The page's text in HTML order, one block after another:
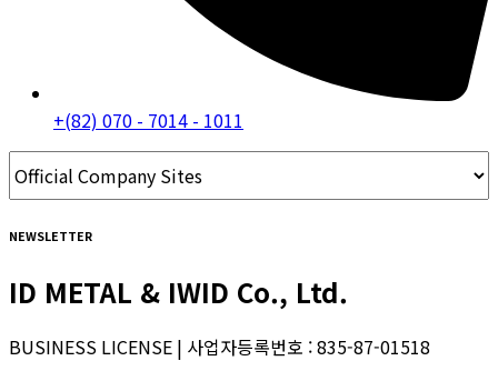
+(82) 070 - 7014 - 1011
NEWSLETTER
ID METAL & IWID Co., Ltd.
BUSINESS LICENSE | 사업자등록번호 : 835-87-01518